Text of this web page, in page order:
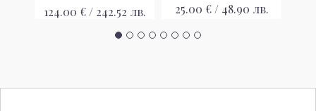
124.00 € / 242.52 лв. 25.00 € / 48.90 лв.